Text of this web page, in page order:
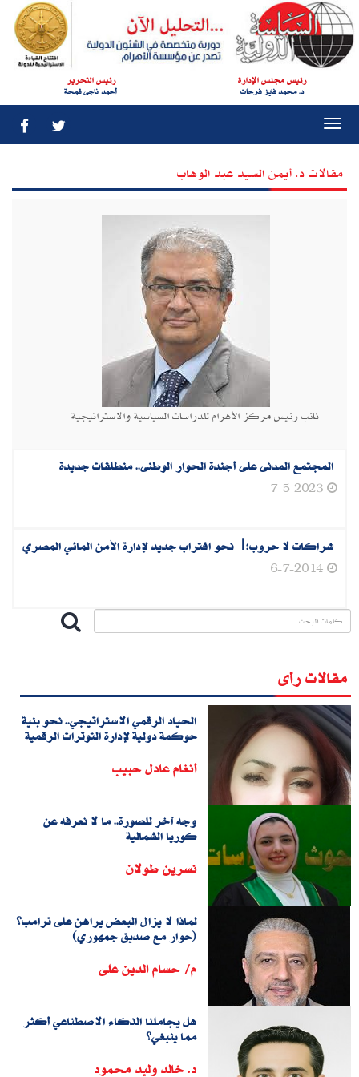
رئيس مجلس الإدارة
د. محمد فايز فرحات
رئيس التحرير
أحمد ناجى قمحة
مقالات د‮. ‬أيمن السيد عبد الوهاب
نائب رئيس مركز الأهرام للدراسات السياسية والاستراتيجية
المجتمع المدنى على أجندة الحوار الوطنى.. منطلقات جديدة
7-5-2023
شراكات لا حروب‮:‬| نحو اقتراب جديد لإدارة الأمن المائي المصري‮ ‬
6-7-2014
مقالات رأى
الحياد الرقمي الاستراتيجي.. نحو بنية
حوكمة دولية لإدارة التوترات الرقمية
أنغام عادل حبيب
وجه آخر للصورة.. ما لا نعرفه عن
كوريا الشمالية
نسرين طولان
لماذا لا يزال البعض يراهن على ترامب؟
(حوار مع صديق جمهوري)
م/ حسام الدين على
هل يجاملنا الذكاء الاصطناعي أكثر
مما ينبغي؟
د. خالد وليد محمود